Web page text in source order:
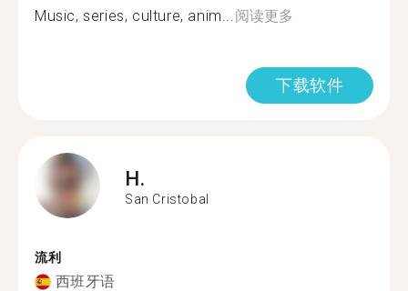
Music, series, culture, anim... 阅读更多
下载软件
H.
San Cristobal
流利
西班牙语